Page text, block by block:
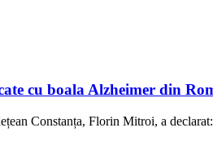
cu boala Alzheimer din
Constanța, Florin Mitroi, a